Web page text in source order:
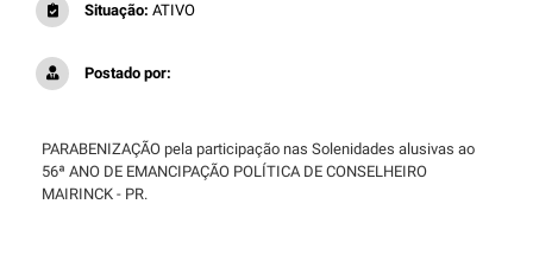
Situação: ATIVO
Postado por:
PARABENIZAÇÃO pela participação nas Solenidades alusivas ao
56ª ANO DE EMANCIPAÇÃO POLÍTICA DE CONSELHEIRO
MAIRINCK - PR.